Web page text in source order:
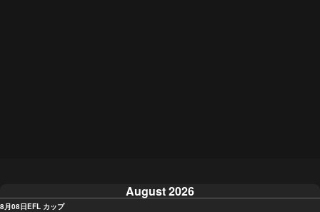
August 2026
8月08日EFL カップ